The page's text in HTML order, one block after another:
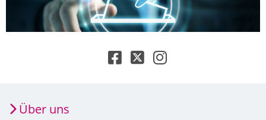
Über uns